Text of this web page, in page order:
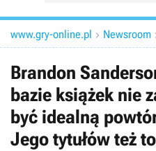
www.gry-online.pl  Newsroom
Brandon
bazie książek nie
być idealną
Jego tytułów też